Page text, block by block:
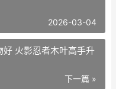
2026-03-04
火影忍者木叶高手升
下一篇 »